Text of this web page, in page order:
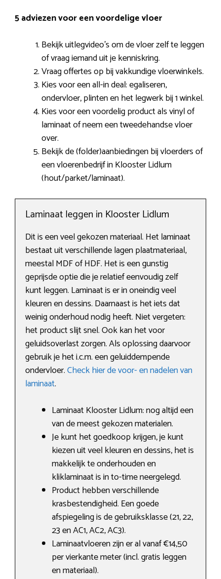
5 adviezen voor een voordelige vloer
Bekijk uitlegvideo’s om de vloer zelf te leggen
of vraag iemand uit je kenniskring.
Vraag offertes op bij vakkundige vloerwinkels.
Kies voor een all-in deal: egaliseren,
ondervloer, plinten en het legwerk bij 1 winkel.
Kies voor een voordelig product als vinyl of
laminaat of neem een tweedehandse vloer
over.
Bekijk de (folder)aanbiedingen bij vloerders of
een vloerenbedrijf in Klooster Lidlum
(hout/parket/laminaat).
Laminaat leggen in Klooster Lidlum
Dit is een veel gekozen materiaal. Het laminaat
bestaat uit verschillende lagen plaatmateriaal,
meestal MDF of HDF. Het is een gunstig
geprijsde optie die je relatief eenvoudig zelf
kunt leggen. Laminaat is er in oneindig veel
kleuren en dessins. Daarnaast is het iets dat
weinig onderhoud nodig heeft. Niet vergeten:
het product slijt snel. Ook kan het voor
geluidsoverlast zorgen. Als oplossing daarvoor
gebruik je het i.c.m. een geluiddempende
ondervloer.Check hier de voor- en nadelen van
laminaat.
Laminaat Klooster Lidlum: nog altijd een
van de meest gekozen materialen.
Je kunt het goedkoop krijgen, je kunt
kiezen uit veel kleuren en dessins, het is
makkelijk te onderhouden en
kliklaminaat is in to-time neergelegd.
Product hebben verschillende
krasbestendigheid. Een goede
afspiegeling is de gebruiksklasse (21, 22,
23 en AC1, AC2, AC3).
Laminaatvloeren zijn er al vanaf €14,50
per vierkante meter (incl. gratis leggen
en materiaal).